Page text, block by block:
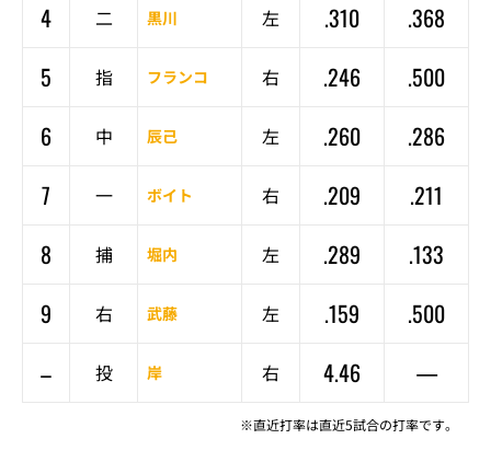
4
二 黒川 左 .310
.368
5
指 フランコ 右 .246
.500
6
中 辰己 左 .260
.286
7
一 ボイト 右 .209
.211
8
捕 堀内 左 .289
.133
9
右 武藤 左 .159
.500
–
投 岸 右 4.46 —
※直近打率は直近5試合の打率です。